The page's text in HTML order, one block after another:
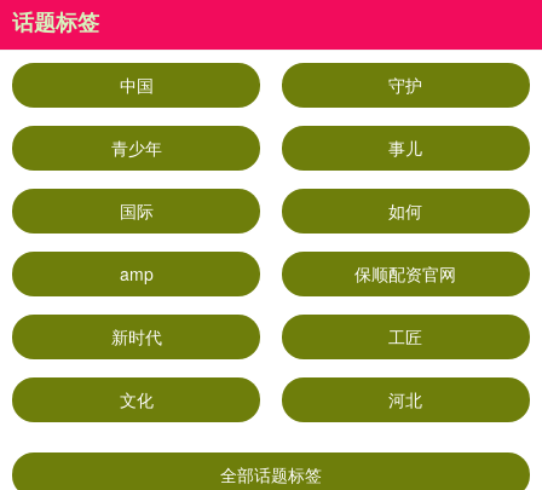
话题标签
中国 守护
青少年 事儿
国际 如何
amp 保顺配资官网
新时代 工匠
文化 河北
全部话题标签